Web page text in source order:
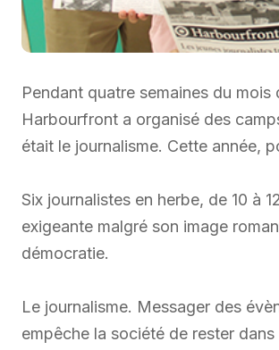
Pendant quatre semaines du
Harbourfront a organisé des
était le journalisme. Cette année,
Six journalistes en herbe, de 10 à
exigeante malgré son image
démocratie.
Le journalisme. Messager des
empêche la société de rester